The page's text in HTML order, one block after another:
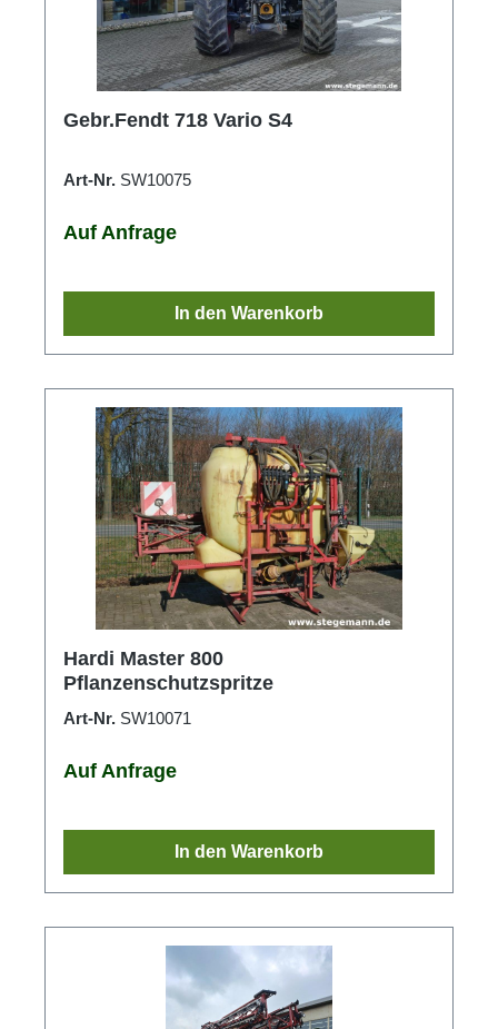
Gebr.Fendt 718 Vario S4
Art-Nr. SW10075
Auf Anfrage
In den Warenkorb
Hardi Master 800
Pflanzenschutzspritze
Art-Nr. SW10071
Auf Anfrage
In den Warenkorb